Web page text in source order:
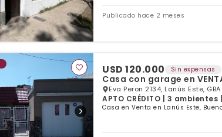
Publicado hace 2 meses
USD 120.000 Sin expensas
Casa con garage en
Eva Peron 2134, Lanús Este,
APTO CRÉDITO | 3
Casa en Venta en Lanús Este,